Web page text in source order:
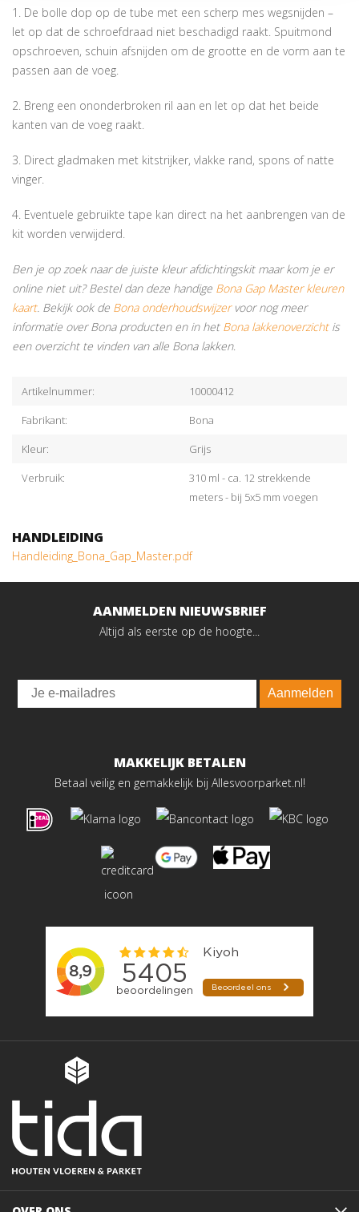
1. De bolle dop op de tube met een scherp mes wegsnijden –
let op dat de schroefdraad niet beschadigd raakt. Spuitmond
opschroeven, schuin afsnijden om de grootte en de vorm aan te
passen aan de voeg.
2. Breng een ononderbroken ril aan en let op dat het beide
kanten van de voeg raakt.
3. Direct gladmaken met kitstrijker, vlakke rand, spons of natte
vinger.
4. Eventuele gebruikte tape kan direct na het aanbrengen van de
kit worden verwijderd.
Ben je op zoek naar de juiste kleur afdichtingskit maar kom je er
online niet uit? Bestel dan deze handige Bona Gap Master kleuren
kaart. Bekijk ook de Bona onderhoudswijzervoor nog meer
informatie over Bona producten en in het Bona lakkenoverzichtis
een overzicht te vinden van alle Bona lakken.
Artikelnummer:
10000412
Fabrikant:
Bona
Kleur:
Grijs
Verbruik:
310 ml - ca. 12 strekkende
meters - bij 5x5 mm voegen
HANDLEIDING
Handleiding_Bona_Gap_Master.pdf
AANMELDEN NIEUWSBRIEF
Altijd als eerste op de hoogte...
Email
Aanmelden
MAKKELIJK BETALEN
Betaal veilig en gemakkelijk bij Allesvoorparket.nl!